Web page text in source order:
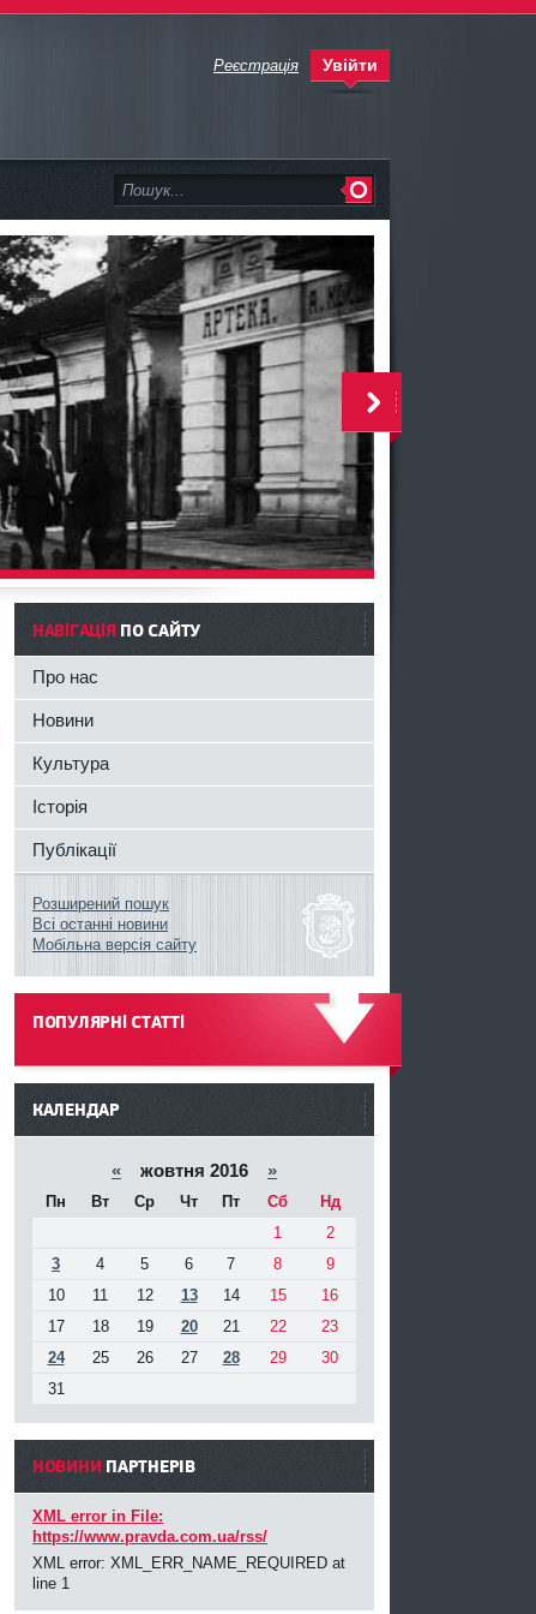
Реєстрація Увійти
НАВІГАЦІЯПО САЙТУ
Про нас
Новини
Культура
Історія
Публікації
Розширений пошук
Всі останні новини
Мобільна версія сайту
ПОПУЛЯРНІ СТАТТІ
------
КАЛЕНДАР
« жовтня 2016 »
Пн Вт Ср Чт Пт Сб
Нд
1
2
3
4 5 6 7 8
9
10
11 12 13 14 15
16
17
18 19 20 21 22
23
24
25 26 27 28 29
30
31
НОВИНИПАРТНЕРIВ
XML error in File:
https://www.pravda.com.ua/rss/
XML error: XML_ERR_NAME_REQUIRED at
line 1